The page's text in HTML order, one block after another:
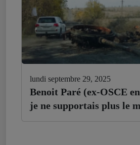
lundi septembre 29, 2025
Benoit Paré (ex-OSCE
je ne supportais plus le